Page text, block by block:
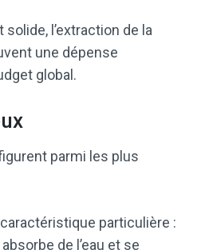
l’extraction de la
une dépense
global.
parmi les plus
particulière :
de l’eau et se